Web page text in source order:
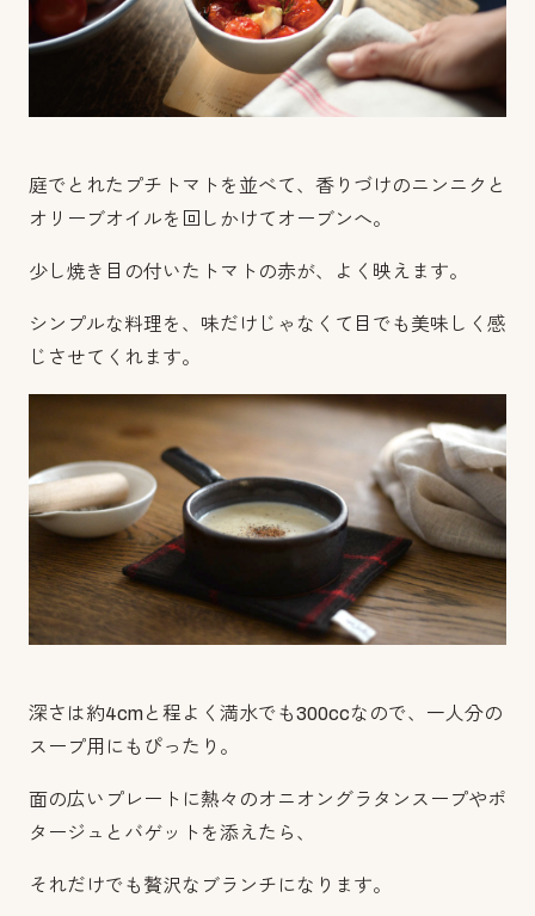
庭でとれたプチトマトを並べて、香りづけのニンニクと
オリーブオイルを回しかけてオーブンへ。
少し焼き目の付いたトマトの赤が、よく映えます。
シンプルな料理を、味だけじゃなくて目でも美味しく感
じさせてくれます。
深さは約4cmと程よく満水でも300ccなので、一人分の
スープ用にもぴったり。
面の広いプレートに熱々のオニオングラタンスープやポ
タージュとバゲットを添えたら、
それだけでも贅沢なブランチになります。